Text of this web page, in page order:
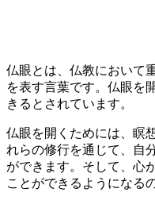
仏眼とは、仏教において
を表す言葉です。仏眼を
きるとされています。
仏眼を開くためには、瞑
れらの修行を通じて、自
ができます。そして、心
ことができるようになる